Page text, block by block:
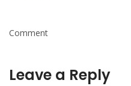
Comment
Leave a Reply